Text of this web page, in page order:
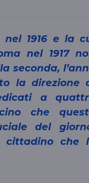
nel 1917
seconda,
la direzione
a
che
del
cittadino che